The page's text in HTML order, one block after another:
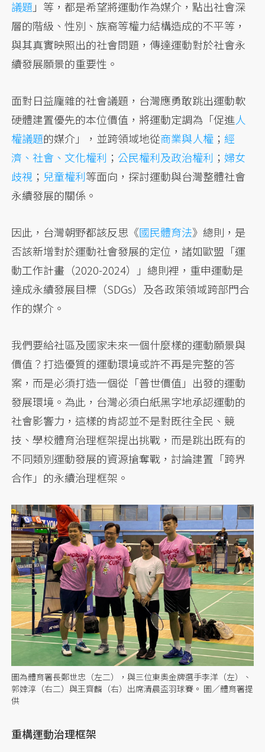
議題 」等，都是希望將運動作為媒介，點出社會深
層的階級、性別、族裔等權力結構造成的不平等，
與其真實映照出的社會問題，傳達運動對於社會永
續發展願景的重要性。
面對日益龐雜的社會議題，台灣應勇敢跳出運動軟
硬體建置優先的本位價值，將運動定調為「促進人
權議題的媒介」，並跨領域地從商業與人權 ； 經
濟、社會、文化權利 ； 公民權利及政治權利 ；婦女
歧視 ； 兒童權利等面向，探討運動與台灣整體社會
永續發展的關係。
因此，台灣朝野都該反思《國民體育法》總則，是
否該新增對於運動社會發展的定位，諸如歐盟「運
動工作計畫（2020-2024）」總則裡，重申運動是
達成永續發展目標（SDGs）及各政策領域跨部門合
作的媒介。
我們要給社區及國家未來一個什麼樣的運動願景與
價值？打造優質的運動環境或許不再是完整的答
案，而是必須打造一個從「普世價值」出發的運動
發展環境。為此，台灣必須白紙黑字地承認運動的
社會影響力，這樣的肯認並不是對既往全民、競
技、學校體育治理框架提出挑戰，而是跳出既有的
不同類別運動發展的資源搶奪戰，討論建置「跨界
合作」的永續治理框架。
圖為體育署長鄭世忠（左二），與三位東奧金牌選手李洋（左）、
郭婞淳（右二）與王齊麟（右）出席清晨盃羽球賽。 圖／體育署提
供
重構運動治理框架